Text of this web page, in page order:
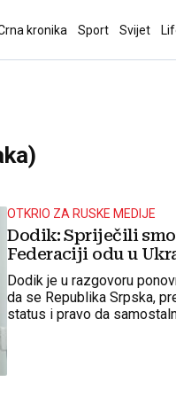
kronika Sport Svijet
OTKRIO ZA RUSKE MEDIJE
Dodik: Spriječili
Federaciji odu u
Dodik je u razgovoru
da se Republika Srpska,
status i pravo da